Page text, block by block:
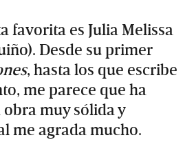
favorita es Julia Melissa
Desde su primer
, hasta los que escribe
me parece que ha
muy sólida y
me agrada mucho.